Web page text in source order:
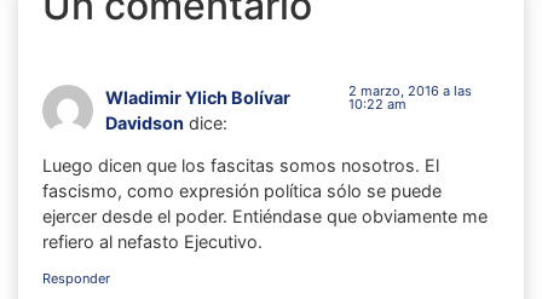
Wladimir Ylich Bolívar
Davidson dice:
2 marzo, 2016 a las
10:22 am
Luego dicen que los fascitas somos nosotros. El
fascismo, como expresión política sólo se puede
ejercer desde el poder. Entiéndase que obviamente me
refiero al nefasto Ejecutivo.
Responder